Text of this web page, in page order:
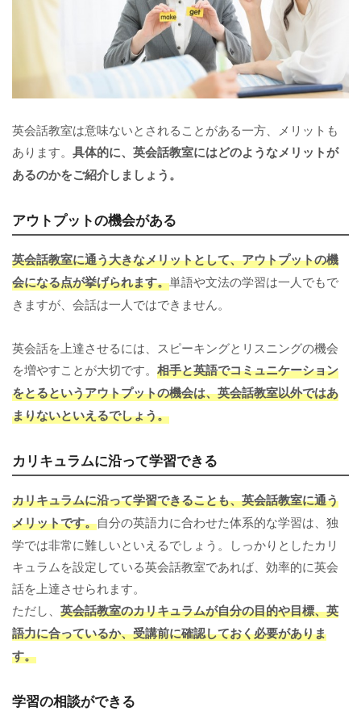
英会話教室は意味ないとされることがある一方、メリットも
あります。 具体的に、英会話教室にはどのようなメリットが
あるのかをご紹介しましょう。
アウトプットの機会がある
英会話教室に通う大きなメリットとして、アウトプットの機
会になる点が挙げられます。単語や文法の学習は一人でもで
きますが、会話は一人ではできません。
英会話を上達させるには、スピーキングとリスニングの機会
を増やすことが大切です。 相手と英語でコミュニケーション
をとるというアウトプットの機会は、英会話教室以外ではあ
まりないといえるでしょう。
カリキュラムに沿って学習できる
カリキュラムに沿って学習できることも、英会話教室に通う
メリットです。自分の英語力に合わせた体系的な学習は、独
学では非常に難しいといえるでしょう。しっかりとしたカリ
キュラムを設定している英会話教室であれば、効率的に英会
話を上達させられます。
ただし、 英会話教室のカリキュラムが自分の目的や目標、英
語力に合っているか、受講前に確認しておく必要がありま
す。
学習の相談ができる